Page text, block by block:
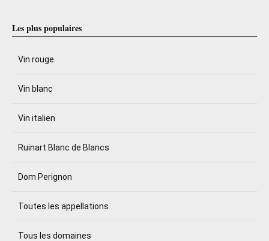
Les plus populaires
Vin rouge
Vin blanc
Vin italien
Ruinart Blanc de Blancs
Dom Perignon
Toutes les appellations
Tous les domaines